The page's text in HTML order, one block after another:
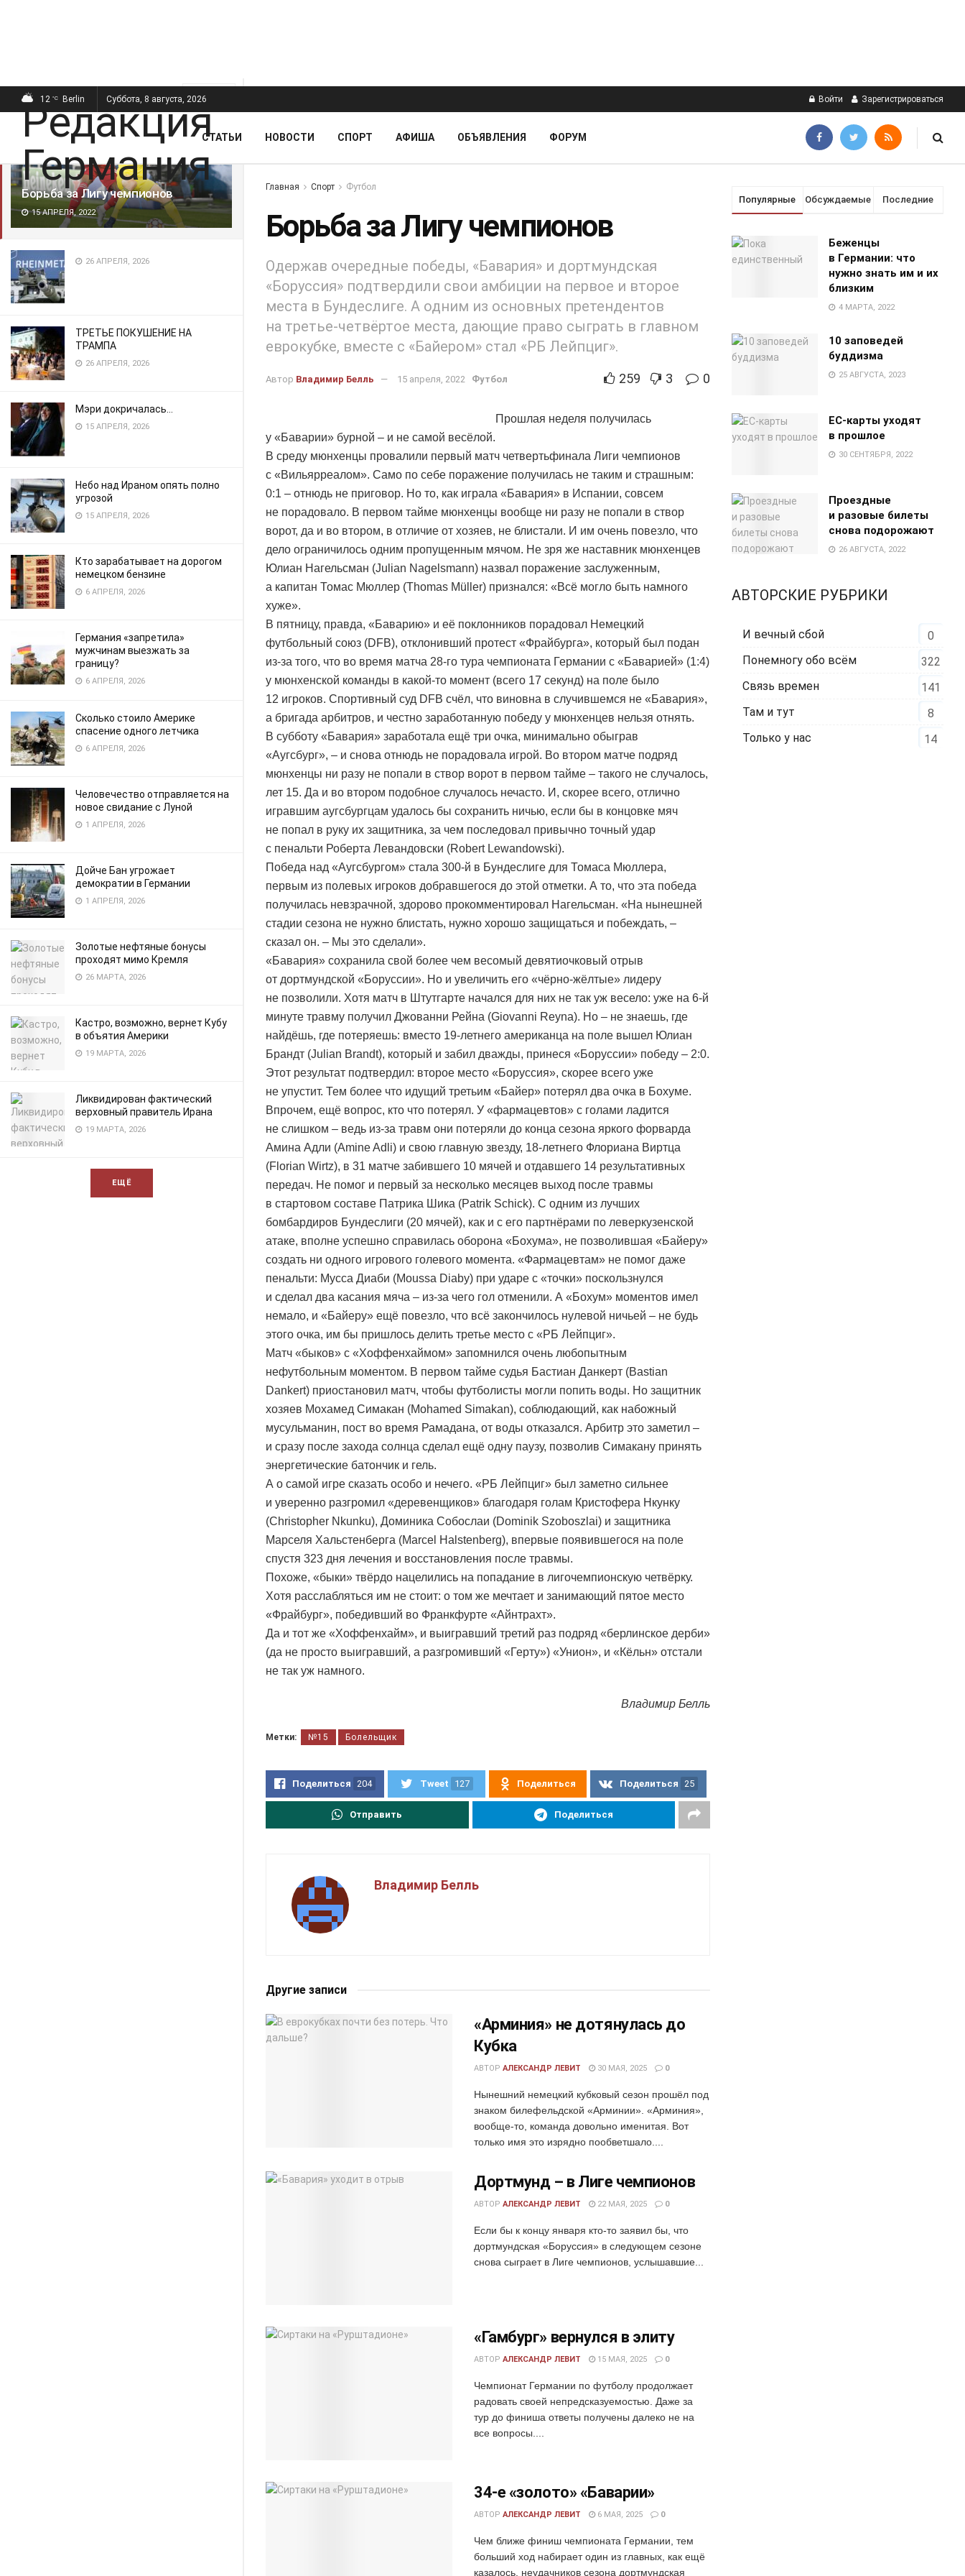
ПОСЛЕДНИЕ
Борьба за Лигу чемпионов
15 АПРЕЛЯ, 2022
26 АПРЕЛЯ, 2026
ТРЕТЬЕ ПОКУШЕНИЕ НА
ТРАМПА
26 АПРЕЛЯ, 2026
Мэри докричалась…
15 АПРЕЛЯ, 2026
Небо над Ираном опять полно
угрозой
15 АПРЕЛЯ, 2026
Кто зарабатывает на дорогом
немецком бензине
6 АПРЕЛЯ, 2026
Германия «запретила»
мужчинам выезжать за
границу?
6 АПРЕЛЯ, 2026
Сколько стоило Америке
спасение одного летчика
6 АПРЕЛЯ, 2026
Человечество отправляется на
новое свидание с Луной
1 АПРЕЛЯ, 2026
Дойче Бан угрожает
демократии в Германии
1 АПРЕЛЯ, 2026
Золотые нефтяные бонусы
проходят мимо Кремля
26 МАРТА, 2026
Кастро, возможно, вернет Кубу
в объятия Америки
19 МАРТА, 2026
Ликвидирован фактический
верховный правитель Ирана
19 МАРТА, 2026
ЕЩЁ
12 °C Berlin Суббота, 8 августа, 2026 Войти Зарегистрироваться
СТАТЬИ НОВОСТИ СПОРТ АФИША ОБЪЯВЛЕНИЯ ФОРУМ
Главная Спорт Футбол
Борьба за Лигу чемпионов
Одержав очередные победы, «Бавария» и дортмундская
«Боруссия» подтвердили свои амбиции на первое и второе
места в Бундеслиге. А одним из основных претендентов
на третье-четвёртое места, дающие право сыграть в главном
еврокубке, вместе с «Байером» стал «РБ Лейпциг».
Автор Владимир Белль 15 апреля, 2022 Футбол 259 3 0
Прошлая неделя получилась
у «Баварии» бурной – и не самой весёлой.
В среду мюнхенцы провалили первый матч четвертьфинала Лиги чемпионов
с «Вильярреалом». Само по себе поражение получилась не таким и страшным:
0:1 – отнюдь не приговор. Но то, как играла «Бавария» в Испании, совсем
не порадовало. В первом тайме мюнхенцы вообще ни разу не попали в створ
ворот, да и во втором, в отличие от хозяев, не блистали. И им очень повезло, что
дело ограничилось одним пропущенным мячом. Не зря же наставник мюнхенцев
Юлиан Нагельсман (Julian Nagelsmann) назвал поражение заслуженным,
а капитан Томас Мюллер (Thomas Müller) признался: «Всё могло быть намного
хуже».
В пятницу, правда, «Баварию» и её поклонников порадовал Немецкий
футбольный союз (DFB), отклонивший протест «Фрайбурга», который был подан
из-за того, что во время матча 28-го тура чемпионата Германии с «Баварией» (1:4)
у мюнхенской команды в какой-то момент (всего 17 секунд) на поле было
12 игроков. Спортивный суд DFB счёл, что виновна в случившемся не «Бавария»,
а бригада арбитров, и честно заработанную победу у мюнхенцев нельзя отнять.
В субботу «Бавария» заработала ещё три очка, минимально обыграв
«Аугсбург», – и снова отнюдь не порадовала игрой. Во втором матче подряд
мюнхенцы ни разу не попали в створ ворот в первом тайме – такого не случалось,
лет 15. Да и во втором подобное случалось нечасто. И, скорее всего, отлично
игравшим аугсбургцам удалось бы сохранить ничью, если бы в концовке мяч
не попал в руку их защитника, за чем последовал привычно точный удар
с пенальти Роберта Левандовски (Robert Lewandowski).
Победа над «Аугсбургом» стала 300-й в Бундеслиге для Томаса Мюллера,
первым из полевых игроков добравшегося до этой отметки. А то, что эта победа
получилась невзрачной, здорово прокомментировал Нагельсман. «На нынешней
стадии сезона не нужно блистать, нужно хорошо защищаться и побеждать, –
сказал он. – Мы это сделали».
«Бавария» сохранила свой более чем весомый девятиочковый отрыв
от дортмундской «Боруссии». Но и увеличить его «чёрно-жёлтые» лидеру
не позволили. Хотя матч в Штутгарте начался для них не так уж весело: уже на 6-й
минуте травму получил Джованни Рейна (Giovanni Reyna). Но – не знаешь, где
найдёшь, где потеряешь: вместо 19-летнего американца на поле вышел Юлиан
Брандт (Julian Brandt), который и забил дважды, принеся «Боруссии» победу – 2:0.
Этот результат подтвердил: второе место «Боруссия», скорее всего уже
не упустит. Тем более что идущий третьим «Байер» потерял два очка в Бохуме.
Впрочем, ещё вопрос, кто что потерял. У «фармацевтов» с голами ладится
не слишком – ведь из-за травм они потеряли до конца сезона яркого форварда
Амина Адли (Amine Adli) и свою главную звезду, 18-летнего Флориана Виртца
(Florian Wirtz), в 31 матче забившего 10 мячей и отдавшего 14 результативных
передач. Не помог и первый за несколько месяцев выход после травмы
в стартовом составе Патрика Шика (Patrik Schick). С одним из лучших
бомбардиров Бундеслиги (20 мячей), как и с его партнёрами по леверкузенской
атаке, вполне успешно справилась оборона «Бохума», не позволившая «Байеру»
создать ни одного игрового голевого момента. «Фармацевтам» не помог даже
пенальти: Мусса Диаби (Moussa Diaby) при ударе с «точки» поскользнулся
и сделал два касания мяча – из-за чего гол отменили. А «Бохум» моментов имел
немало, и «Байеру» ещё повезло, что всё закончилось нулевой ничьей – не будь
этого очка, им бы пришлось делить третье место с «РБ Лейпциг».
Матч «быков» с «Хоффенхаймом» запомнился очень любопытным
нефутбольным моментом. В первом тайме судья Бастиан Данкерт (Bastian
Dankert) приостановил матч, чтобы футболисты могли попить воды. Но защитник
хозяев Мохамед Симакан (Mohamed Simakan), соблюдающий, как набожный
мусульманин, пост во время Рамадана, от воды отказался. Арбитр это заметил –
и сразу после захода солнца сделал ещё одну паузу, позволив Симакану принять
энергетические батончик и гель.
А о самой игре сказать особо и нечего. «РБ Лейпциг» был заметно сильнее
и уверенно разгромил «деревенщиков» благодаря голам Кристофера Нкунку
(Christopher Nkunku), Доминика Собослаи (Dominik Szoboszlai) и защитника
Марселя Хальстенберга (Marcel Halstenberg), впервые появившегося на поле
спустя 323 дня лечения и восстановления после травмы.
Похоже, «быки» твёрдо нацелились на попадание в лигочемпионскую четвёрку.
Хотя расслабляться им не стоит: о том же мечтает и занимающий пятое место
«Фрайбург», победивший во Франкфурте «Айнтрахт».
Да и тот же «Хоффенхайм», и выигравший третий раз подряд «берлинское дерби»
(да не просто выигравший, а разгромивший «Герту») «Унион», и «Кёльн» отстали
не так уж намного.
Владимир Белль
Метки: №15 Болельщик
Поделиться 204 Tweet 127 Поделиться Поделиться 25
Отправить Поделиться
Владимир Белль
Другие записи
«Арминия» не дотянулась до
Кубка
АВТОР АЛЕКСАНДР ЛЕВИТ 30 МАЯ, 2025 0
Нынешний немецкий кубковый сезон прошёл под
знаком билефельдской «Арминии». «Арминия»,
вообще-то, команда довольно именитая. Вот
только имя это изрядно пообветшало....
Дортмунд – в Лиге чемпионов
АВТОР АЛЕКСАНДР ЛЕВИТ 22 МАЯ, 2025 0
Если бы к концу января кто-то заявил бы, что
дортмундская «Боруссия» в следующем сезоне
снова сыграет в Лиге чемпионов, услышавшие...
«Гамбург» вернулся в элиту
АВТОР АЛЕКСАНДР ЛЕВИТ 15 МАЯ, 2025 0
Чемпионат Германии по футболу продолжает
радовать своей непредсказуемостью. Даже за
тур до финиша ответы получены далеко не на
все вопросы....
34-е «золото» «Баварии»
АВТОР АЛЕКСАНДР ЛЕВИТ 6 МАЯ, 2025 0
Чем ближе финиш чемпионата Германии, тем
больший ход набирает один из главных, как ещё
казалось, неудачников сезона дортмундская
Популярные Обсуждаемые Последние
Беженцы
в Германии: что
нужно знать им и их
близким
4 МАРТА, 2022
10 заповедей
буддизма
25 АВГУСТА, 2023
EC-карты уходят
в прошлое
30 СЕНТЯБРЯ, 2022
Проездные
и разовые билеты
снова подорожают
26 АВГУСТА, 2022
АВТОРСКИЕ РУБРИКИ
И вечный сбой
0
Понемногу обо всём
322
Связь времен
141
Там и тут
8
Только у нас
14